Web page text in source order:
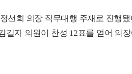
선희 의장 직무대행 주재로 진행
길자 의원이 찬성 12표를 얻어 의